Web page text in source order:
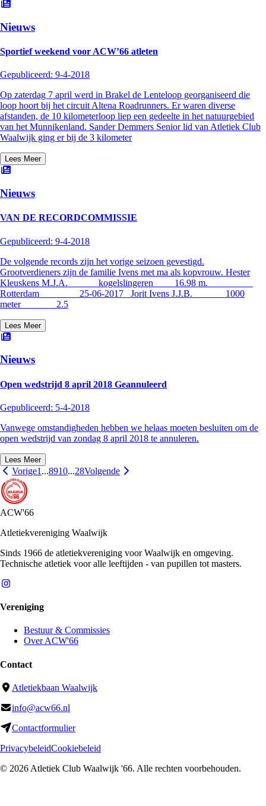
Nieuws
Sportief weekend voor ACW’66 atleten
Gepubliceerd: 9-4-2018
Op zaterdag 7 april werd in Brakel de Lenteloop georganiseerd die
loop hoort bij het circuit Altena Roadrunners. Er waren diverse
afstanden, de 10 kilometerloop liep een gedeelte in het natuurgebied
van het Munnikenland. Sander Demmers Senior lid van Atletiek Club
Waalwijk ging er bij de 3 kilometer
Lees Meer
Nieuws
VAN DE RECORDCOMMISSIE
Gepubliceerd: 9-4-2018
De volgende records zijn het vorige seizoen gevestigd.
Grootverdieners zijn de familie Ivens met ma als kopvrouw. Hester
Kleuskens M.J.A. kogelslingeren 16.98 m.
Rotterdam 25-06-2017 Jorit Ivens J.J.B. 1000
meter 2.5
Lees Meer
Nieuws
Open wedstrijd 8 april 2018 Geannuleerd
Gepubliceerd: 5-4-2018
Vanwege omstandigheden hebben we helaas moeten besluiten om de
open wedstrijd van zondag 8 april 2018 te annuleren.
Lees Meer
Vorige1 ...8910...28Volgende
ACW'66
Atletiekvereniging Waalwijk
Sinds 1966 de atletiekvereniging voor Waalwijk en omgeving.
Technische atletiek voor alle leeftijden - van pupillen tot masters.
Vereniging
Bestuur & Commissies
Over ACW'66
Contact
Atletiekbaan Waalwijk
info@acw66.nl
Contactformulier
PrivacybeleidCookiebeleid
© 2026 Atletiek Club Waalwijk '66. Alle rechten voorbehouden.